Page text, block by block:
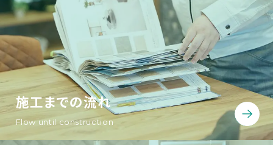
施工までの流れ
Flow until construction